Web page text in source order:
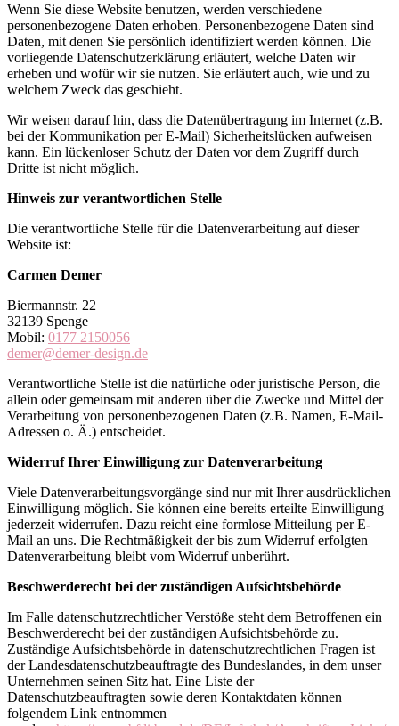
Wenn Sie diese Website benutzen, werden verschiedene
personenbezogene Daten erhoben. Personenbezogene Daten sind
Daten, mit denen Sie persönlich identifiziert werden können. Die
vorliegende Datenschutzerklärung erläutert, welche Daten wir
erheben und wofür wir sie nutzen. Sie erläutert auch, wie und zu
welchem Zweck das geschieht.
Wir weisen darauf hin, dass die Datenübertragung im Internet (z.B.
bei der Kommunikation per E-Mail) Sicherheitslücken aufweisen
kann. Ein lückenloser Schutz der Daten vor dem Zugriff durch
Dritte ist nicht möglich.
Hinweis zur verantwortlichen Stelle
Die verantwortliche Stelle für die Datenverarbeitung auf dieser
Website ist:
Carmen Demer
Biermannstr. 22
32139 Spenge
Mobil: 0177 2150056
demer@demer-design.de
Verantwortliche Stelle ist die natürliche oder juristische Person, die
allein oder gemeinsam mit anderen über die Zwecke und Mittel der
Verarbeitung von personenbezogenen Daten (z.B. Namen, E-Mail-
Adressen o. Ä.) entscheidet.
Widerruf Ihrer Einwilligung zur Datenverarbeitung
Viele Datenverarbeitungsvorgänge sind nur mit Ihrer ausdrücklichen
Einwilligung möglich. Sie können eine bereits erteilte Einwilligung
jederzeit widerrufen. Dazu reicht eine formlose Mitteilung per E-
Mail an uns. Die Rechtmäßigkeit der bis zum Widerruf erfolgten
Datenverarbeitung bleibt vom Widerruf unberührt.
Beschwerderecht bei der zuständigen Aufsichtsbehörde
Im Falle datenschutzrechtlicher Verstöße steht dem Betroffenen ein
Beschwerderecht bei der zuständigen Aufsichtsbehörde zu.
Zuständige Aufsichtsbehörde in datenschutzrechtlichen Fragen ist
der Landesdatenschutzbeauftragte des Bundeslandes, in dem unser
Unternehmen seinen Sitz hat. Eine Liste der
Datenschutzbeauftragten sowie deren Kontaktdaten können
folgendem Link entnommen